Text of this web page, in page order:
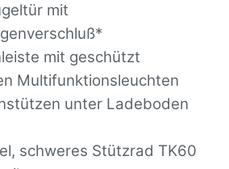
mit
mit geschützt
Multifunktionsleuchten
unter Ladeboden
schweres Stützrad TK60